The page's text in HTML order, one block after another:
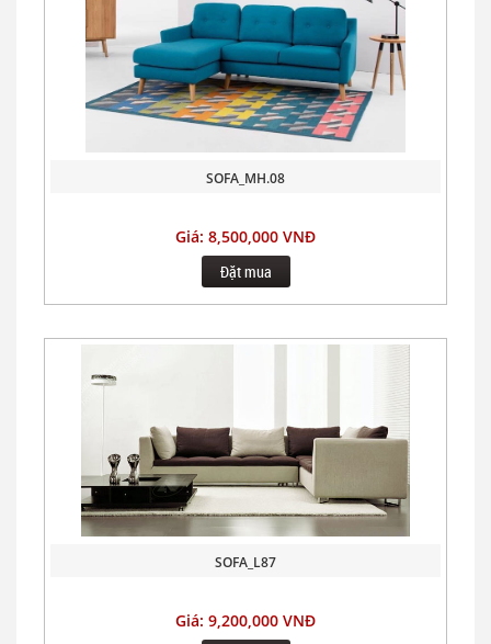
SOFA_MH.08
Giá: 8,500,000 VNĐ
Đặt mua
SOFA_L87
Giá: 9,200,000 VNĐ